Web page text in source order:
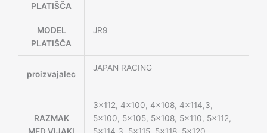
PLATIŠČA
MODEL
PLATIŠČA
JR9
proizvajalec
JAPAN RACING
RAZMAK
MED VIJAKI
3×112, 4×100, 4×108, 4×114,3,
5×100, 5×105, 5×108, 5×110, 5×112,
5×114,3, 5×115, 5×118, 5×120